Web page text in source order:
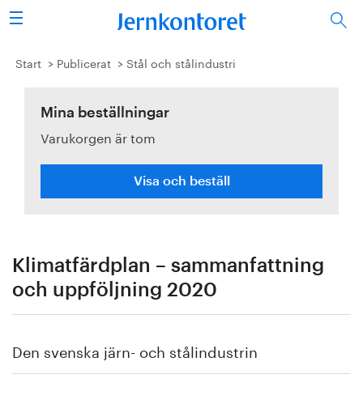
Sök
Stålindustrin
Vision 2050
Forskning/utbildning
Publicerat
Om oss
Start Publicerat Stål och stålindustri
Mina beställningar
Varukorgen är tom
Visa och beställ
Klimatfärdplan – sammanfattning
och uppföljning 2020
Den svenska järn- och stålindustrin